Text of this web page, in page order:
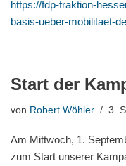
https://fdp-fraktion-
basis-ueber-mobilitaet-
Start der
von Robert Wöhler 3.
Am Mittwoch, 1.
zum Start unserer